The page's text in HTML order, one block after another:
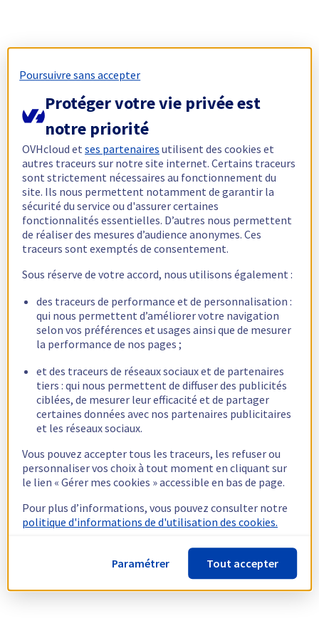
Poursuivre sans accepter
Protéger votre vie privée est
notre priorité
OVHcloud etses partenaires utilisent des cookies et
autres traceurs sur notre site internet. Certains traceurs
sont strictement nécessaires au fonctionnement du
site. Ils nous permettent notamment de garantir la
sécurité du service ou d'assurer certaines
fonctionnalités essentielles. D’autres nous permettent
de réaliser des mesures d’audience anonymes. Ces
traceurs sont exemptés de consentement.
Sous réserve de votre accord, nous utilisons également :
des traceurs de performance et de personnalisation :
qui nous permettent d’améliorer votre navigation
selon vos préférences et usages ainsi que de mesurer
la performance de nos pages ;
et des traceurs de réseaux sociaux et de partenaires
tiers : qui nous permettent de diffuser des publicités
ciblées, de mesurer leur efficacité et de partager
certaines données avec nos partenaires publicitaires
et les réseaux sociaux.
Vous pouvez accepter tous les traceurs, les refuser ou
personnaliser vos choix à tout moment en cliquant sur
le lien « Gérer mes cookies » accessible en bas de page.
Pour plus d’informations, vous pouvez consulter notre
politique d'informations de d'utilisation des cookies.
Paramétrer Tout accepter